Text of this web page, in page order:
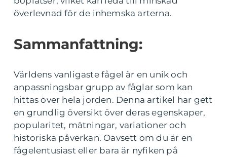
överlevnad för de inhemska arterna.
Sammanfattning:
Världens vanligaste fågel är en unik och
anpassningsbar grupp av fåglar som kan
hittas över hela jorden. Denna artikel har gett
en grundlig översikt över deras egenskaper,
popularitet, mätningar, variationer och
historiska påverkan. Oavsett om du är en
fågelentusiast eller bara är nyfiken på